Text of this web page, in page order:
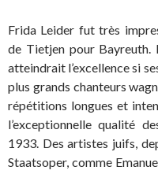
Frida Leider fut très
de Tietjen pour Bayreuth.
atteindrait l’excellence si
plus grands chanteurs
répétitions longues et
l’exceptionnelle qualité
1933. Des artistes juifs,
Staatsoper, comme